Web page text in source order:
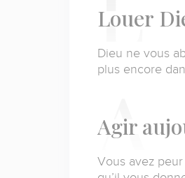
Louer
Dieu ne vous
plus encore
Agir
Vous avez